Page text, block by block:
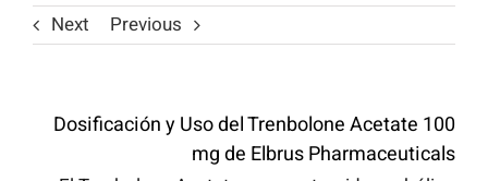
Previous
Next
Dosificación y Uso del Trenbolone Acetate 100
mg de Elbrus Pharmaceuticals